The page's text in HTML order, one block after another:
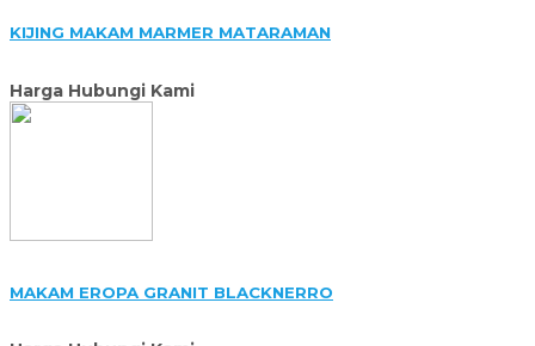
KIJING MAKAM MARMER MATARAMAN
Harga Hubungi Kami
MAKAM EROPA GRANIT BLACKNERRO